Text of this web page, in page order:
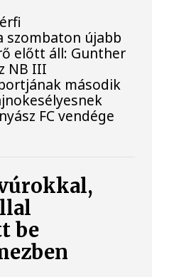
szombaton újabb
előtt áll: Gunther
NB III
második
FC vendége
be